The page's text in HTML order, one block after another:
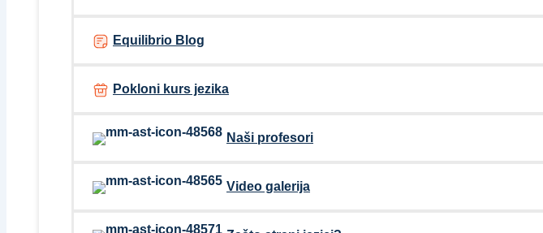
Equilibrio Blog
Pokloni kurs jezika
Naši profesori
Video galerija